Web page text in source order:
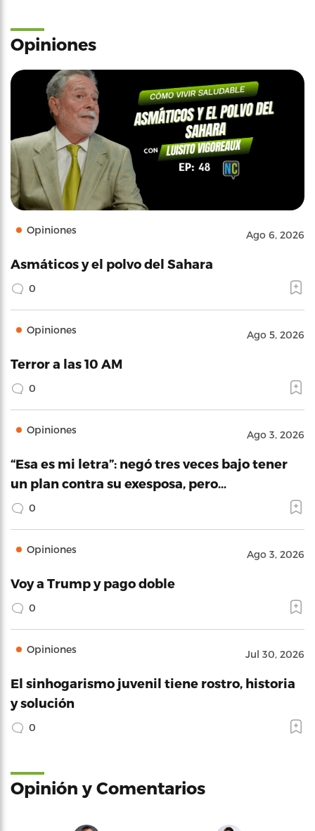
Opiniones
Opiniones Ago 6, 2026
Asmáticos y el polvo del Sahara
0
Opiniones Ago 5, 2026
Terror a las 10 AM
0
Opiniones Ago 3, 2026
“Esa es mi letra”: negó tres veces bajo tener
un plan contra su exesposa, pero…
0
Opiniones Ago 3, 2026
Voy a Trump y pago doble
0
Opiniones Jul 30, 2026
El sinhogarismo juvenil tiene rostro, historia
y solución
0
Opinión y Comentarios